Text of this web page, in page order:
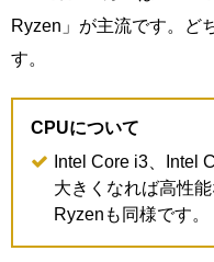
Ryzen」が主流です。ど
す。
CPUについて
Intel Core i3、Intel
大きくなれば高性
Ryzenも同様です。